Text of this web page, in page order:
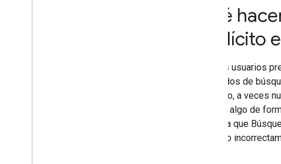
Qué
explícito
Muchos usuarios
resultados de
embargo, a veces
sugiere algo de
significa que
marcado